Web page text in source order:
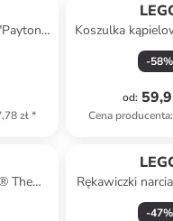
zł*
Koszulka
-58%
od:
Cena producenta:
The
- 6+
Rękawiczki
w kolorze
-47%